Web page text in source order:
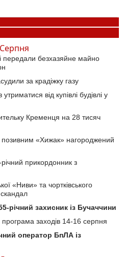
передали безхазяйне майно
за крадіжку газу
від купівлі будівлі у
Кременця на 28 тисяч
позивним «Хижак» нагороджений
прикордонник з
«Ниви» та чортківського
річний захисник із Бучаччини
заходів 14-16 серпня
оператор БпЛА із